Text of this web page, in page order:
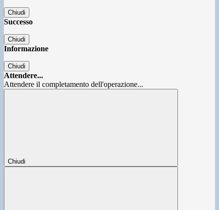
Chiudi
Successo
Chiudi
Informazione
Chiudi
Attendere...
Attendere il completamento dell'operazione...
Chiudi